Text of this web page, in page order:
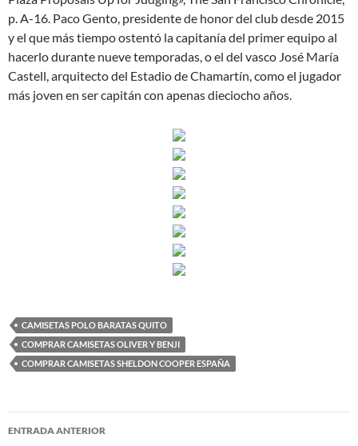
p. A-16. Paco Gento, presidente de honor del club desde 2015
y el que más tiempo ostentó la capitanía del primer equipo al
hacerlo durante nueve temporadas, o el del vasco José María
Castell, arquitecto del Estadio de Chamartín, como el jugador
más joven en ser capitán con apenas dieciocho años.
CAMISETAS POLO BARATAS QUITO
COMPRAR CAMISETAS OLIVER Y BENJI
COMPRAR CAMISETAS SHELDON COOPER ESPAÑA
Navegación
ENTRADA ANTERIOR